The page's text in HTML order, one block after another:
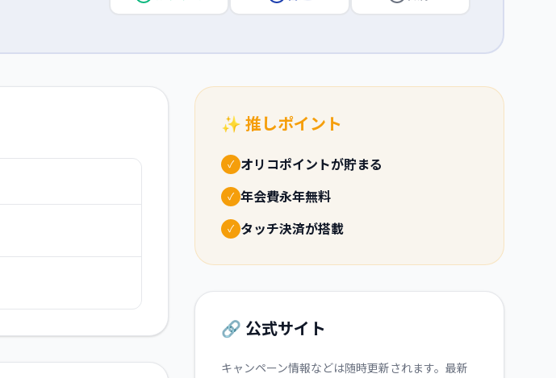
✨ 推しポイント
✓ オリコポイントが貯まる
✓ 年会費永年無料
✓ タッチ決済が搭載
🔗 公式サイト
キャンペーン情報などは随時更新されます。最新